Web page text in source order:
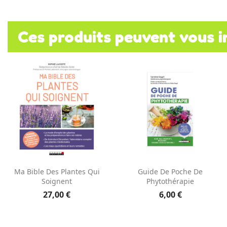
Ces produits peuvent vous
Aperçu rapide
Ma Bible Des Plantes Qui
Soignent
27,00 €
Aperçu rapide
Guide De Poche De
Phytothérapie
6,00 €